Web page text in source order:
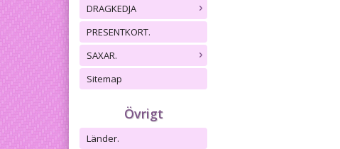
DRAGKEDJA
PRESENTKORT.
SAXAR.
Sitemap
Övrigt
Länder.